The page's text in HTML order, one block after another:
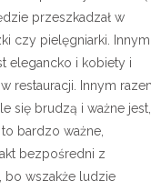
przeszkadzał w
czy pielęgniarki. Innym
elegancko i kobiety i
restauracji. Innym
się brudzą i ważne jest,
bardzo ważne,
bezpośredni z
bo wszakże ludzie